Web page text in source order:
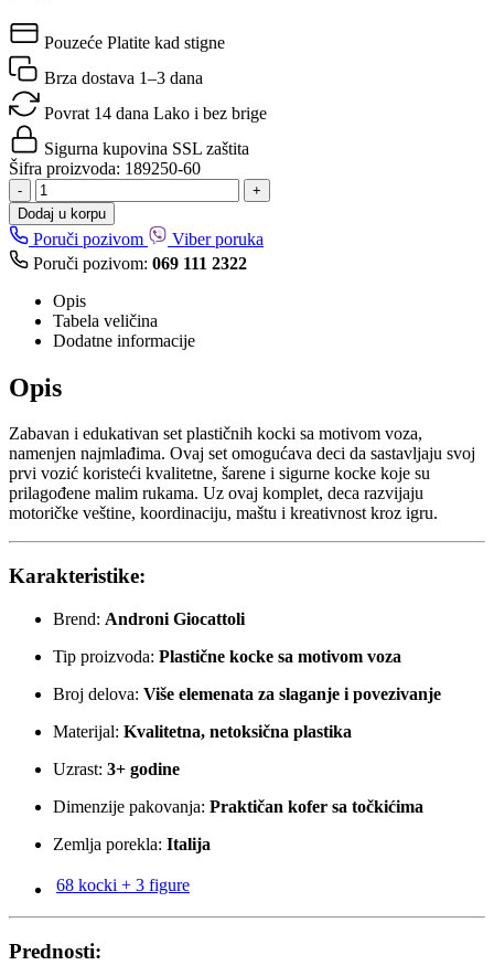
Pouzeće Platite kad stigne
Brza dostava 1–3 dana
Povrat 14 dana Lako i bez brige
Sigurna kupovina SSL zaštita
Šifra proizvoda: 189250-60
-
+
Dodaj u korpu
Poruči pozivom
Viber poruka
Poruči pozivom: 069 111 2322
Opis
Tabela veličina
Dodatne informacije
Opis
Zabavan i edukativan set plastičnih kocki sa motivom voza,
namenjen najmlađima. Ovaj set omogućava deci da sastavljaju svoj
prvi vozić koristeći kvalitetne, šarene i sigurne kocke koje su
prilagođene malim rukama. Uz ovaj komplet, deca razvijaju
motoričke veštine, koordinaciju, maštu i kreativnost kroz igru.
Karakteristike:
Brend: Androni Giocattoli
Tip proizvoda: Plastične kocke sa motivom voza
Broj delova: Više elemenata za slaganje i povezivanje
Materijal: Kvalitetna, netoksična plastika
Uzrast: 3+ godine
Dimenzije pakovanja: Praktičan kofer sa točkićima
Zemlja porekla: Italija
68 kocki + 3 figure
Prednosti: